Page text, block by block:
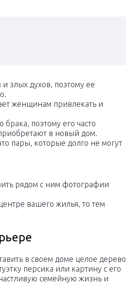
злых духов, поэтому ее
женщинам привлекать и
брака, поэтому его часто
в новый дом.
пары, которые долго не могут
рядом с ним фотографии
вашего жилья, то тем
в своем доме целое дерево
персика или картину с его
семейную жизнь и